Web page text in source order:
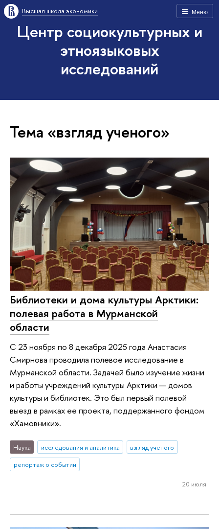
Меню
Высшая школа экономики
Центр социокультурных и
этноязыковых
исследований
Тема «взгляд ученого»
Библиотеки и дома культуры Арктики:
полевая работа в Мурманской
области
C 23 ноября по 8 декабря 2025 года Анастасия
Смирнова проводила полевое исследование в
Мурманской области. Задачей было изучение жизни
и работы учреждений культуры Арктики — домов
культуры и библиотек. Это был первый полевой
выезд в рамках ее проекта, поддержанного фондом
«Хамовники».
Наука исследования и аналитика
взгляд ученого
репортаж о событии
20 июля